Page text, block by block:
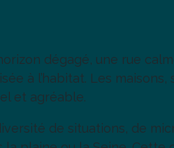
dégagé, une rue
à l’habitat. Les
et agréable.
de situations, de